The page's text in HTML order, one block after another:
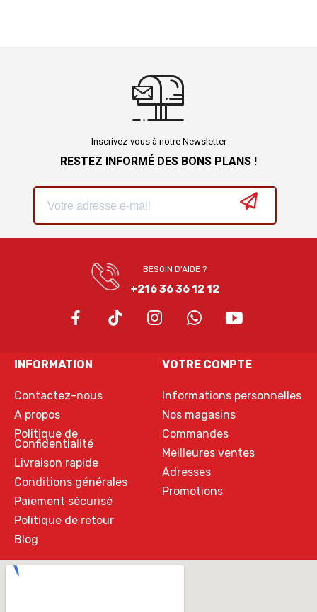
Inscrivez-vous à notre Newsletter
RESTEZ INFORMÉ DES BONS PLANS !
BESOIN D'AIDE ?
+216 36 36 12 12
INFORMATION
Contactez-nous
A propos
Politique de
Confidentialité
Livraison rapide
Conditions générales
Paiement sécurisé
Politique de retour
Blog
VOTRE COMPTE
Informations personnelles
Nos magasins
Commandes
Meilleures ventes
Adresses
Promotions